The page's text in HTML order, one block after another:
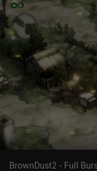
compleja interfaz de
abrumadora cantidad
todas disponibles
adentrarse en el
puede ser una
Wanderings 2 se
límite de 60 minutos
eliminar a través de un
dedicar el tiempo
juego, puede
más profundas y
BrownDust2 - Full